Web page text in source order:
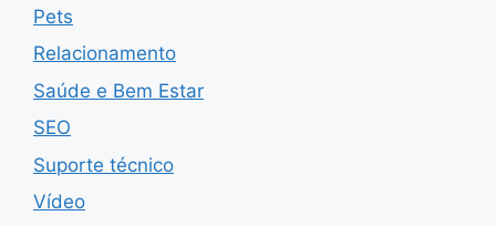
Pets
Relacionamento
Saúde e Bem Estar
SEO
Suporte técnico
Vídeo